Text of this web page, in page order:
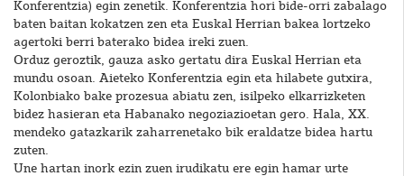
Konferentzia) egin zenetik. Konferentzia hori bide-orri zabalago
baten baitan kokatzen zen eta Euskal Herrian bakea lortzeko
agertoki berri baterako bidea ireki zuen.
Orduz geroztik, gauza asko gertatu dira Euskal Herrian eta
mundu osoan. Aieteko Konferentzia egin eta hilabete gutxira,
Kolonbiako bake prozesua abiatu zen, isilpeko elkarrizketen
bidez hasieran eta Habanako negoziazioetan gero. Hala, XX.
mendeko gatazkarik zaharrenetako bik eraldatze bidea hartu
zuten.
Une hartan inork ezin zuen irudikatu ere egin hamar urte